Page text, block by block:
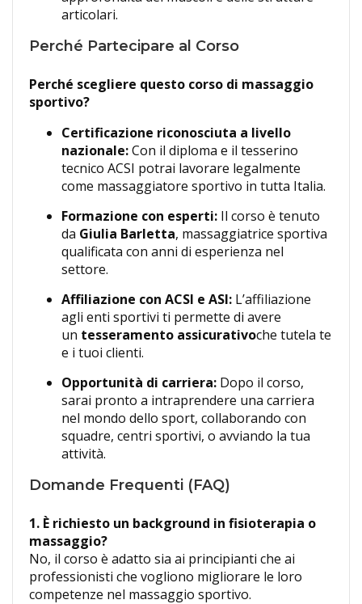
articolari.
Perché Partecipare al Corso
Perché scegliere questo corso di massaggio
sportivo?
Certificazione riconosciuta a livello
nazionale:Con il diploma e il tesserino
tecnico ACSI potrai lavorare legalmente
come massaggiatore sportivo in tutta Italia.
Formazione con esperti: Il corso è tenuto
da Giulia Barletta, massaggiatrice sportiva
qualificata con anni di esperienza nel
settore.
Affiliazione con ACSI e ASI: L’affiliazione
agli enti sportivi ti permette di avere
un tesseramento assicurativoche tutela te
e i tuoi clienti.
Opportunità di carriera: Dopo il corso,
sarai pronto a intraprendere una carriera
nel mondo dello sport, collaborando con
squadre, centri sportivi, o avviando la tua
attività.
Domande Frequenti (FAQ)
1. È richiesto un background in fisioterapia o
massaggio?
No, il corso è adatto sia ai principianti che ai
professionisti che vogliono migliorare le loro
competenze nel massaggio sportivo.